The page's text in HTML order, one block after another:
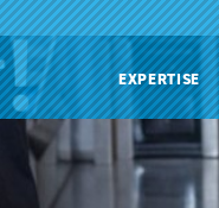
EXPERTISE